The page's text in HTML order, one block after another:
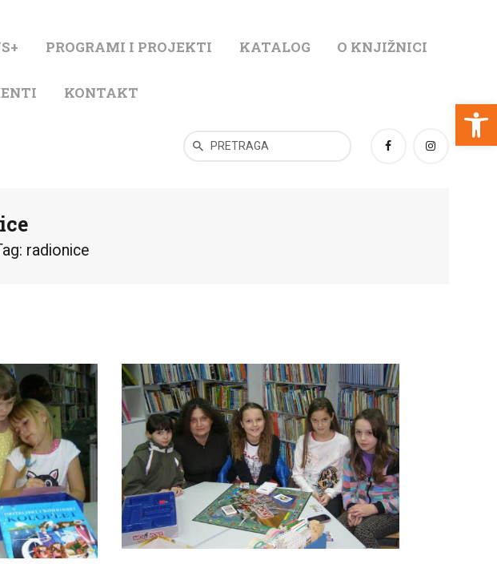
Open toolbar
PROGRAMI I PROJEKTI KATALOG O KNJIŽNICI
KONTAKT
radionice